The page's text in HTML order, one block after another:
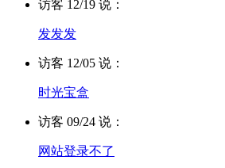
访客 12/19 说：
发发发
访客 12/05 说：
时光宝盒
访客 09/24 说：
网站登录不了